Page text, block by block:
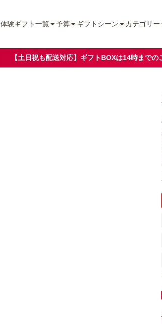
体験ギフト一覧 予算 ギフトシーン カテゴリー
【土日祝も配送対応】ギフトBOXは14時まで